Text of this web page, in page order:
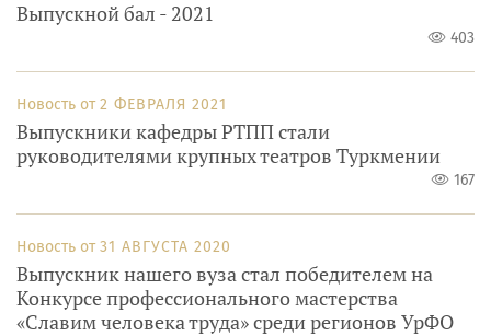
Выпускной бал - 2021
403
Новость от 2 ФЕВРАЛЯ 2021
Выпускники кафедры РТПП стали
руководителями крупных театров Туркмении
167
Новость от 31 АВГУСТА 2020
Выпускник нашего вуза стал победителем на
Конкурсе профессионального мастерства
«Славим человека труда» среди регионов УрФО